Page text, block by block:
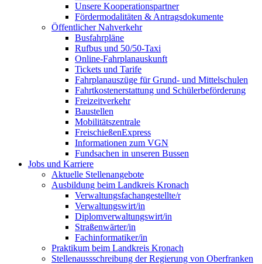
Unsere Kooperationspartner
Fördermodalitäten & Antragsdokumente
Öffentlicher Nahverkehr
Busfahrpläne
Rufbus und 50/50-Taxi
Online-Fahrplanauskunft
Tickets und Tarife
Fahrplanauszüge für Grund- und Mittelschulen
Fahrtkostenerstattung und Schülerbeförderung
Freizeitverkehr
Baustellen
Mobilitätszentrale
FreischießenExpress
Informationen zum VGN
Fundsachen in unseren Bussen
Jobs und Karriere
Aktuelle Stellenangebote
Ausbildung beim Landkreis Kronach
Verwaltungsfachangestellte/r
Verwaltungswirt/in
Diplomverwaltungswirt/in
Straßenwärter/in
Fachinformatiker/in
Praktikum beim Landkreis Kronach
Stellenaussschreibung der Regierung von Oberfranken